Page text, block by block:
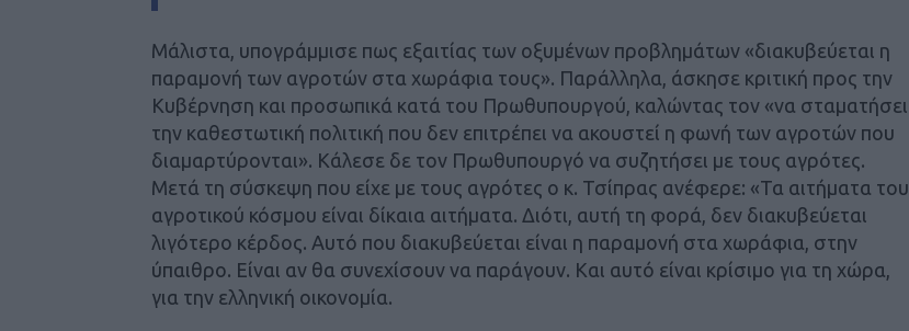
Μάλιστα, υπογράμμισε πως εξαιτίας των οξυμένων προβλημάτων «διακυβεύεται η
παραμονή των αγροτών στα χωράφια τους». Παράλληλα, άσκησε κριτική προς την
Κυβέρνηση και προσωπικά κατά του Πρωθυπουργού, καλώντας τον «να σταματήσει
την καθεστωτική πολιτική που δεν επιτρέπει να ακουστεί η φωνή των αγροτών που
διαμαρτύρονται». Κάλεσε δε τον Πρωθυπουργό να συζητήσει με τους αγρότες.
Μετά τη σύσκεψη που είχε με τους αγρότες ο κ. Τσίπρας ανέφερε: «Τα αιτήματα του
αγροτικού κόσμου είναι δίκαια αιτήματα. Διότι, αυτή τη φορά, δεν διακυβεύεται
λιγότερο κέρδος. Αυτό που διακυβεύεται είναι η παραμονή στα χωράφια, στην
ύπαιθρο. Είναι αν θα συνεχίσουν να παράγουν. Και αυτό είναι κρίσιμο για τη χώρα,
για την ελληνική οικονομία.